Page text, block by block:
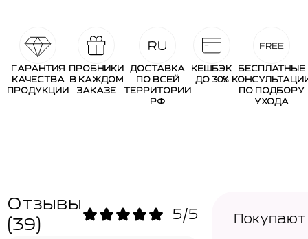
ГАРАНТИЯ
КАЧЕСТВА
ПРОДУКЦИИ
ПРОБНИКИ
В КАЖДОМ
ЗАКАЗЕ
ДОСТАВКА
ПО ВСЕЙ
ТЕРРИТОРИИ
РФ
КЕШБЭК
ДО 30%
БЕСПЛАТНЫЕ
ПО ПОДБОРУ
УХОДА
Отзывы
(39)
5/5